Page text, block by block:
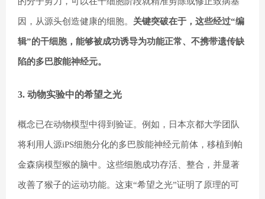
因，从源头创造健康的细胞。 关键突破在于，这些经过“编
辑”的干细胞，能够被成功诱导为功能正常、不携带遗传缺
陷的多巴胺能神经元。
3. 动物实验中的希望之光
概念已在动物模型中得到验证。例如，日本京都大学团队
将利用人源iPS细胞分化的多巴胺能神经元前体，移植到帕
金森病模型猴的脑中。这些细胞成功存活、整合，并显著
改善了猴子的运动功能。这束“希望之光”证明了原理的可